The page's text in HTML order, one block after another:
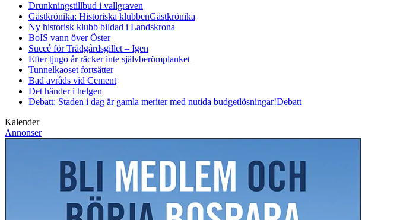
Drunkningstillbud i vallgraven
Gästkrönika: Historiska klubbenGästkrönika
Ny historisk klubb bildad i Landskrona
BoIS vann över Öster
Succé för Trädgårdsgillet – Igen
Efter tjugo år räcker inte självberömplanket
Tunnelkaoset fortsätter
Bad avråds vid Cement
Det händer i helgen
Debatt: Staden i dag är gamla meriter med nutida budgetlösningar!Debatt
Kalender
Annonser